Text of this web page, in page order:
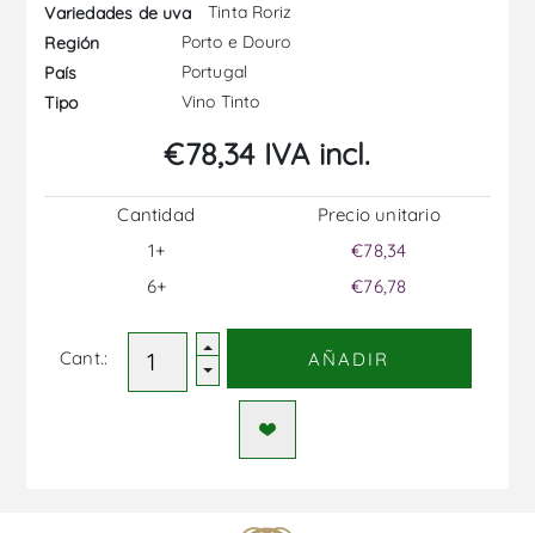
Variedades de uva
Tinta Roriz
Región
Porto e Douro
País
Portugal
Tipo
Vino Tinto
€78,34 IVA incl.
Cantidad
1+
6+
Precio unitario
€78,34
€76,78
Cant.: AÑADIR